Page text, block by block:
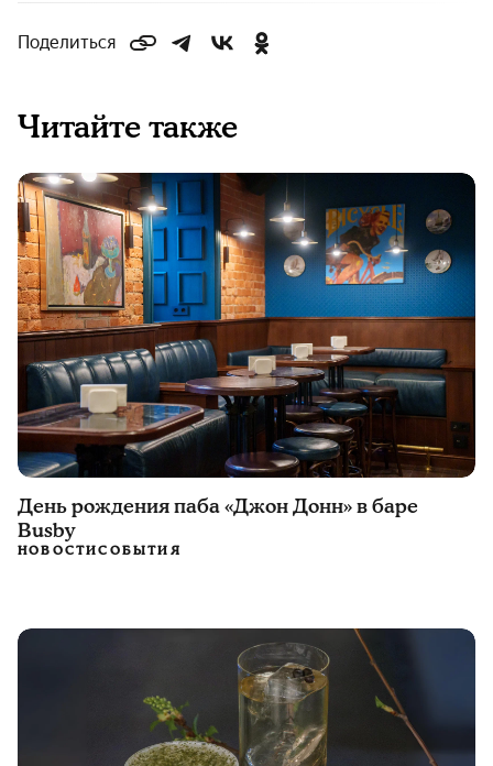
Поделиться
Читайте также
День рождения паба «Джон Донн» в баре
Busby
НОВОСТИСОБЫТИЯ